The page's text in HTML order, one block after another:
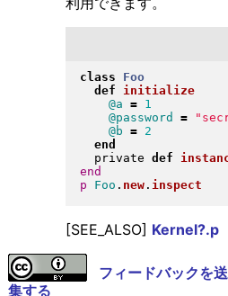
class
Foo
def
initialize
@a =
1
@password
= "
@b =
2
end
  private
def
end
p
Foo . new. inspect
[SEE_ALSO] Kernel?.p
フィードバックを
集する